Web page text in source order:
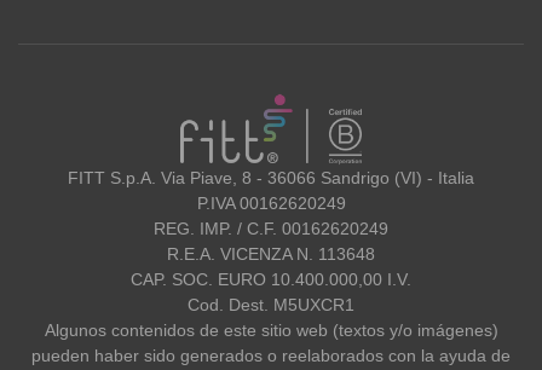
FITT
FITT S.p.A. Via Piave, 8 - 36066 Sandrigo (VI) - Italia
P.IVA 00162620249
REG. IMP. / C.F. 00162620249
R.E.A. VICENZA N. 113648
CAP. SOC. EURO 10.400.000,00 I.V.
Cod. Dest. M5UXCR1
Algunos contenidos de este sitio web (textos y/o imágenes)
pueden haber sido generados o reelaborados con la ayuda de